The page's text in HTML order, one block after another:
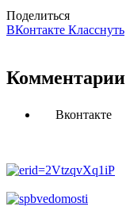
Поделиться
ВКонтакте Класснуть
Комментарии
Вконтакте